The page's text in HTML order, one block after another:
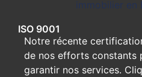
ISO 9001
Notre récente
de nos efforts constants
garantir nos services.